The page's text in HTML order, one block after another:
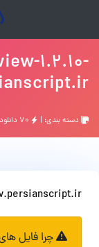
1.2.10-
دسته بندی: |
چرا فایل